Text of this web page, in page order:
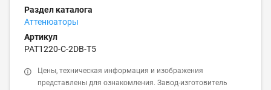
Раздел каталога
Аттенюаторы
Артикул
PAT1220-C-2DB-T5
Цены, техническая информация и изображения
представлены для ознакомления. Завод-изготовитель